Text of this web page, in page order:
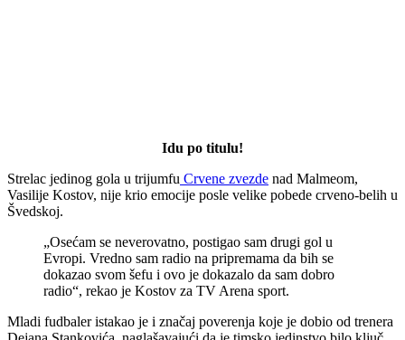
Idu po titulu!
Strelac jedinog gola u trijumfu Crvene zvezde nad Malmeom,
Vasilije Kostov, nije krio emocije posle velike pobede crveno-belih u
Švedskoj.
„Osećam se neverovatno, postigao sam drugi gol u
Evropi. Vredno sam radio na pripremama da bih se
dokazao svom šefu i ovo je dokazalo da sam dobro
radio“, rekao je Kostov za TV Arena sport.
Mladi fudbaler istakao je i značaj poverenja koje je dobio od trenera